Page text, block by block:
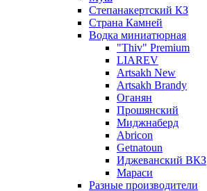
Степанакертский КЗ
Страна Камней
Водка миниатюрная
"Thiv" Premium
LIAREV
Artsakh New
Artsakh Brandy
Оганян
Прошянский
Миджнаберд
Abricon
Getnatoun
Иджеванский ВКЗ
Мараси
Разные производители